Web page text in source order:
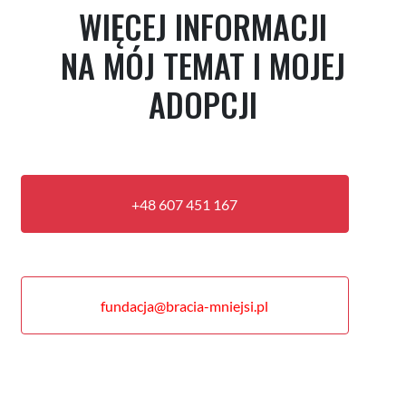
WIĘCEJ INFORMACJI
NA MÓJ TEMAT I MOJEJ
ADOPCJI
+48 607 451 167
fundacja@bracia-mniejsi.pl